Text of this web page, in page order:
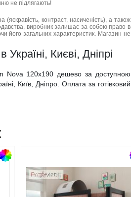
не підлягають!
(яскравість, контраст, насиченість), а також
виробник залишає за собою право в
його загальних характеристик. Магазин не
Києві, Дніпрі
Nova 120x190 дешево за доступною
Київ, Дніпро. Оплата за готівковий